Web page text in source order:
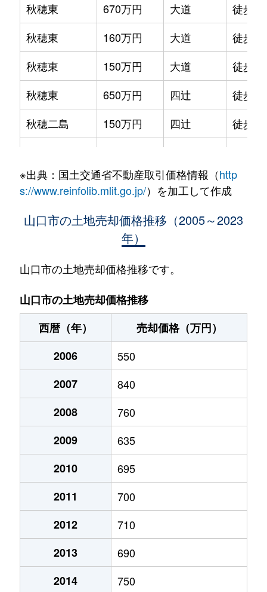
秋穂東
670万円 大道
徒歩
秋穂東
160万円 大道
徒歩
秋穂東
150万円 大道
徒歩
秋穂東
650万円 四辻
徒歩1
秋穂二島
150万円 四辻
徒歩
朝倉町
300万円 湯田温泉
徒歩
970万円
旭通り
1,100万円
阿知須
1,400万円
阿知須
1,000万円 阿知須
阿知須
400万円
阿知須
570万円
阿知須
720万円
阿知須
990万円
阿知須
800万円
阿知須
82万円
阿知須
850万円
阿東生雲中
40万円
阿東生雲東分
120万円
※出典：国土交通省不動産取引価格情報（http
s://www.reinfolib.mlit.go.jp/）を加工して作成
山口市の土地売却価格推移（2005～2023
年）
山口市の土地売却価格推移です。
山口市の土地売却価格推移
西暦（年）
売却価格（万円）
2006
550
2007
840
2008
760
2009
635
2010
695
2011
700
2012
710
2013
690
2014
750